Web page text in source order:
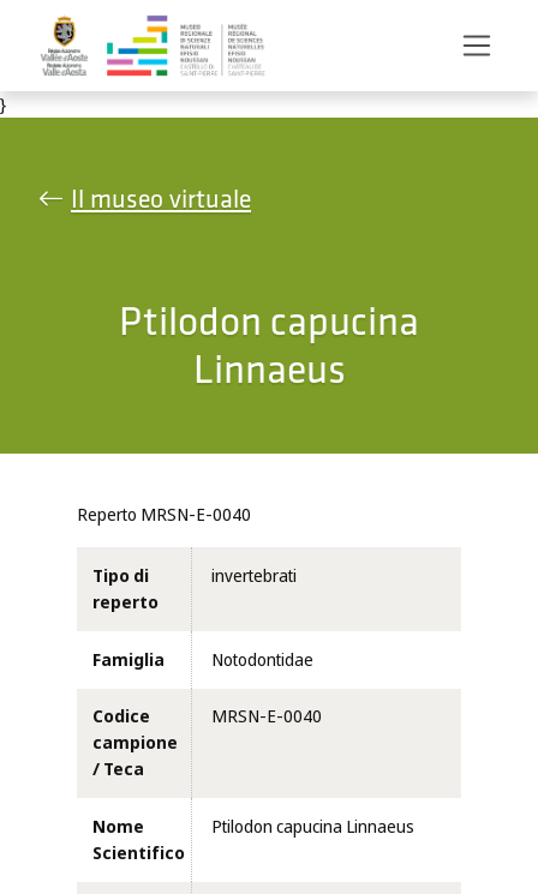
Salta al contenuto principale
}
Il museo virtuale
Ptilodon capucina
Linnaeus
Reperto MRSN-E-0040
Tipo di
reperto
invertebrati
Famiglia Notodontidae
Codice
campione
/ Teca
MRSN-E-0040
Nome
Scientifico
Ptilodon capucina Linnaeus